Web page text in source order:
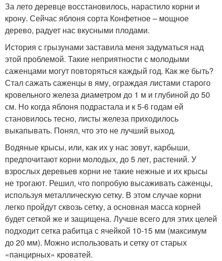
За лето деревце восстановилось, нарастило корни и
крону. Сейчас яблоня сорта Конфетное – мощное
дерево, радует нас вкусными плодами.
История с грызунами заставила меня задуматься над
этой проблемой. Такие неприятности с молодыми
саженцами могут повторяться каждый год. Как же быть?
Стал сажать саженцы в яму, ограждая листами старого
кровельного железа диаметром до 1 м и глубиной до 50
см. Но когда яблоня подрастала и к 5-6 годам ей
становилось тесно, листы железа приходилось
выкапывать. Понял, что это не лучший выход.
Водяные крысы, или, как их у нас зовут, карбыши,
предпочитают корни молодых, до 5 лет, растений. У
взрослых деревьев корни не такие нежные и их крысы
не трогают. Решил, что попробую высаживать саженцы,
используя металлическую сетку. В этом случае корни
легко пройдут сквозь сетку, а основная масса корней
будет сеткой же и защищена. Лучше всего для этих целей
подходит сетка рабитца с ячейкой 10-15 мм (максимум
до 20 мм). Можно использовать и сетку от старых
«панцирных» кроватей.